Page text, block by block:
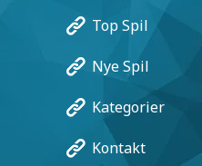
Top Spil
Nye Spil
Kategorier
Kontakt